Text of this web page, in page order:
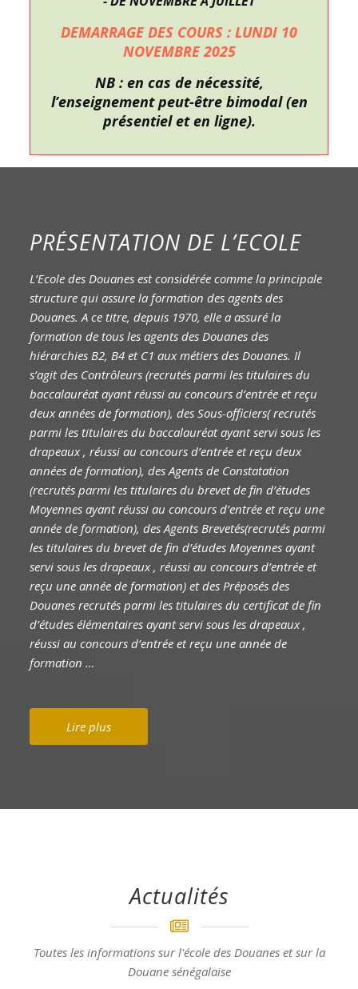
DEMARRAGE DES COURS : LUNDI 10
NOVEMBRE 2025
NB : en cas de nécessité,
l’enseignement peut-être bimodal (en
présentiel et en ligne).
PRÉSENTATION DE L’ECOLE
L’Ecole des Douanes est considérée comme la principale
structure qui assure la formation des agents des
Douanes. A ce titre, depuis 1970, elle a assuré la
formation de tous les agents des Douanes des
hiérarchies B2, B4 et C1 aux métiers des Douanes. Il
s’agit des Contrôleurs (recrutés parmi les titulaires du
baccalauréat ayant réussi au concours d’entrée et reçu
deux années de formation), des Sous-officiers( recrutés
parmi les titulaires du baccalauréat ayant servi sous les
drapeaux , réussi au concours d’entrée et reçu deux
années de formation), des Agents de Constatation
(recrutés parmi les titulaires du brevet de fin d’études
Moyennes ayant réussi au concours d’entrée et reçu une
année de formation), des Agents Brevetés(recrutés parmi
les titulaires du brevet de fin d’études Moyennes ayant
servi sous les drapeaux , réussi au concours d’entrée et
reçu une année de formation) et des Préposés des
Douanes recrutés parmi les titulaires du certificat de fin
d’études élémentaires ayant servi sous les drapeaux ,
réussi au concours d’entrée et reçu une année de
formation …
Lire plus
Actualités
Toutes les informations sur l'école des Douanes et sur la
Douane sénégalaise